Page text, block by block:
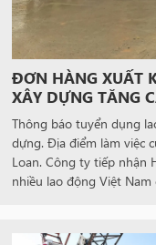
ĐƠN HÀNG XUẤT
XÂY DỰNG TĂNG
Thông báo tuyển dụng
dựng. Địa điểm làm việc
Loan. Công ty tiếp nhận
nhiều lao động Việt Nam